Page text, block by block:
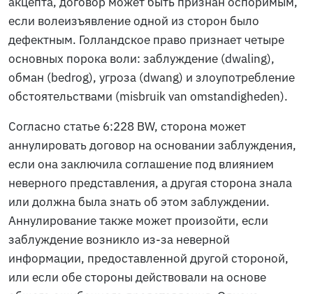
если волеизъявление одной из сторон было
дефектным. Голландское право признает четыре
основных порока воли: заблуждение (dwaling),
обман (bedrog), угроза (dwang) и злоупотребление
обстоятельствами (misbruik van omstandigheden).
Согласно статье 6:228 BW, сторона может
аннулировать договор на основании заблуждения,
если она заключила соглашение под влиянием
неверного представления, а другая сторона знала
или должна была знать об этом заблуждении.
Аннулирование также может произойти, если
заблуждение возникло из-за неверной
информации, предоставленной другой стороной,
или если обе стороны действовали на основе